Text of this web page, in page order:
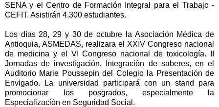
SENA y el Centro de Formación Integral para el Trabajo -
CEFIT. Asistirán 4.300 estudiantes.
Los días 28, 29 y 30 de octubre la Asociación Médica de
Antioquia, ASMEDAS, realizara el XXIV Congreso nacional
de medicina y el VI Congreso nacional de toxicología. II
Jornadas de investigación, Integración de saberes, en el
Auditorio Marie Poussepin del Colegio la Presentación de
Envigado. La universidad participará con un stand para
promocionar los posgrados, especialmente la
Especialización en Seguridad Social.